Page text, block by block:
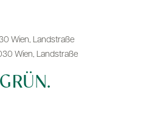
Wien, Landstraße
Wien, Landstraße